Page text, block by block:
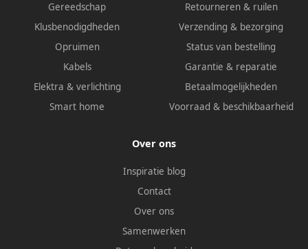
Gereedschap
Klusbenodigdheden
Opruimen
Kabels
Elektra & verlichting
Smart home
Retourneren & ruilen
Verzending & bezorging
Status van bestelling
Garantie & reparatie
Betaalmogelijkheden
Voorraad & beschikbaarheid
Over ons
Inspiratie blog
Contact
Over ons
Samenwerken